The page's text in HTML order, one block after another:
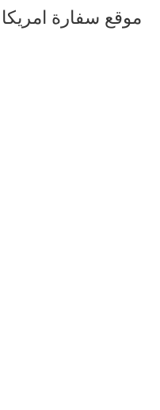
موقع سفارة